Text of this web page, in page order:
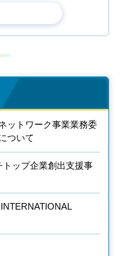
ットワーク事業業務委
ついて
トップ企業創出支援事